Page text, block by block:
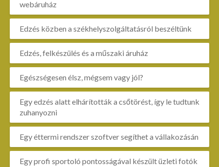
webáruház
Edzés közben a székhelyszolgáltatásról beszéltünk
Edzés, felkészülés és a műszaki áruház
Egészségesen élsz, mégsem vagy jól?
Egy edzés alatt elhárították a csőtörést, így le tudtunk
zuhanyozni
Egy éttermi rendszer szoftver segíthet a vállakozásán
Egy profi sportoló pontosságával készült üzleti fotók